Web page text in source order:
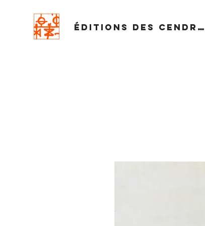
Éditions des Cendres